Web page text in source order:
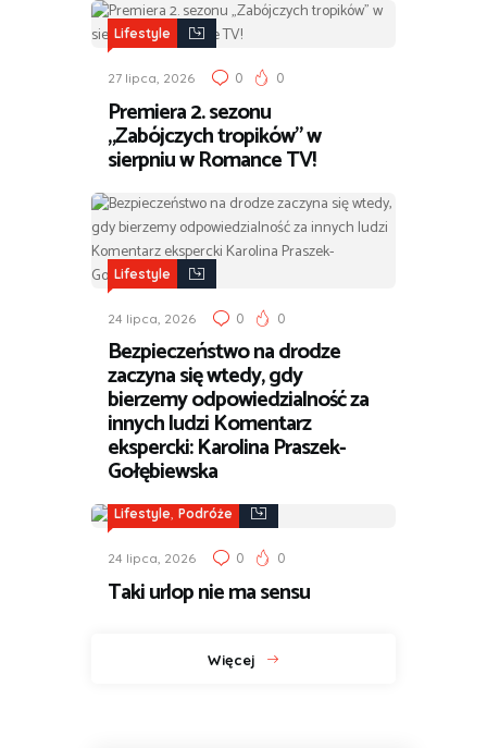
Lifestyle
27 lipca, 2026 0 0
Premiera 2. sezonu
„Zabójczych tropików” w
sierpniu w Romance TV!
Lifestyle
24 lipca, 2026 0 0
Bezpieczeństwo na drodze
zaczyna się wtedy, gdy
bierzemy odpowiedzialność za
innych ludzi Komentarz
ekspercki: Karolina Praszek-
Gołębiewska
Lifestyle, Podróże
24 lipca, 2026 0 0
Taki urlop nie ma sensu
Więcej